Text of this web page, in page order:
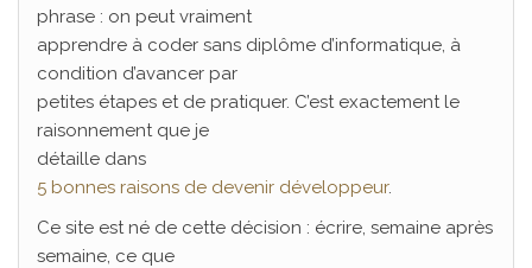
phrase : on peut vraiment
apprendre à coder sans diplôme d’informatique, à
condition d’avancer par
petites étapes et de pratiquer. C’est exactement le
raisonnement que je
détaille dans
5 bonnes raisons de devenir développeur.
Ce site est né de cette décision : écrire, semaine après
semaine, ce que